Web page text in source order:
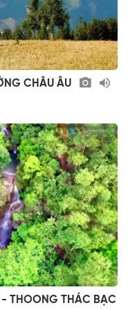
CHÂU ÂU
- THOONG THÁC BẠC